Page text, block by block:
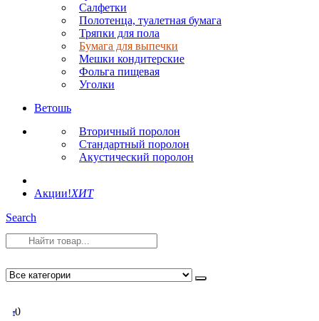
Салфетки
Полотенца, туалетная бумага
Тряпки для пола
Бумага для выпечки
Мешки кондитерские
Фольга пищевая
Уголки
Ветошь
Вторичный поролон
Стандартный поролон
Акустический поролон
Акции!ХИТ
Search
00